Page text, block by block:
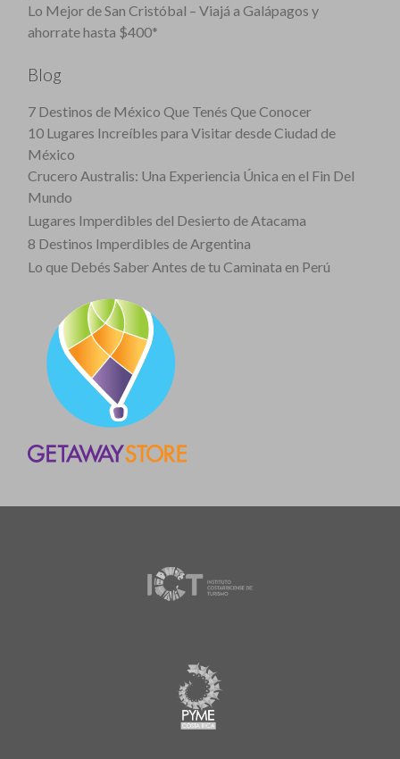
Lo Mejor de San Cristóbal – Viajá a Galápagos y
ahorrate hasta $400*
Blog
7 Destinos de México Que Tenés Que Conocer
10 Lugares Increíbles para Visitar desde Ciudad de
México
Crucero Australis: Una Experiencia Única en el Fin Del
Mundo
Lugares Imperdibles del Desierto de Atacama
8 Destinos Imperdibles de Argentina
Lo que Debés Saber Antes de tu Caminata en Perú